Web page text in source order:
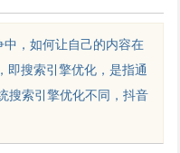
，如何让自己的内容在
即搜索引擎优化，是指通
搜索引擎优化不同，抖音